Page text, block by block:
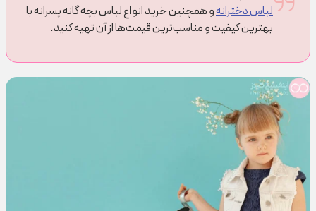
لباس دخترانهو همچنین خرید انواع لباس بچه گانه پسرانه با
بهترین کیفیت و مناسب‌ترین قیمت‌ها از آن تهیه کنید.